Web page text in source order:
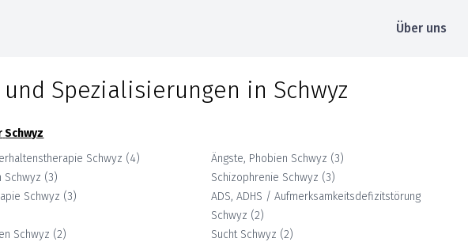
Über uns
und Spezialisierungen in Schwyz
Schwyz
Schwyz (4) Ängste, Phobien Schwyz (3)
Schwyz (3) Schizophrenie Schwyz (3)
Schwyz (3)
ADS, ADHS / Aufmerksamkeitsdefizitstörung
Schwyz (2)
Schwyz (2) Sucht Schwyz (2)